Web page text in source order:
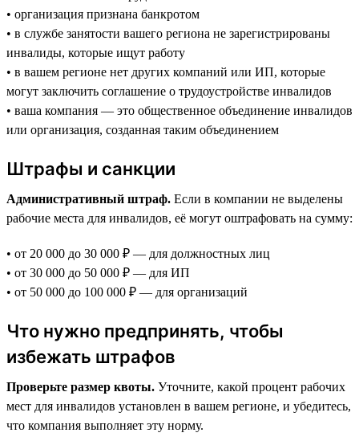
• организация признана банкротом
• в службе занятости вашего региона не зарегистрированы
инвалиды, которые ищут работу
• в вашем регионе нет других компаний или ИП, которые
могут заключить соглашение о трудоустройстве инвалидов
• ваша компания — это общественное объединение инвалидов
или организация, созданная таким объединением
Штрафы и санкции
Административный штраф. Если в компании не выделены
рабочие места для инвалидов, её могут оштрафовать на сумму:
• от 20 000 до 30 000 ₽ — для должностных лиц
• от 30 000 до 50 000 ₽ — для ИП
• от 50 000 до 100 000 ₽ — для организаций
Что нужно предпринять, чтобы
избежать штрафов
Проверьте размер квоты. Уточните, какой процент рабочих
мест для инвалидов установлен в вашем регионе, и убедитесь,
что компания выполняет эту норму.